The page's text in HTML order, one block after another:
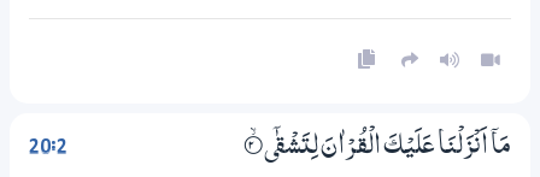
20:2 مَآ اَنْزَلْنَا عَلَيْكَ الْقُرْاٰنَ لِتَشْقٰٓي 2‏۝ۙ